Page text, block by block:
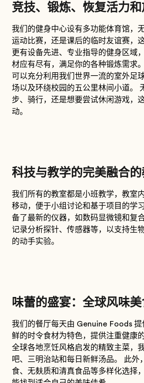
竞技、锻炼、恢复活力
我们的健身中心设有多功能体育馆，
运动比赛，还是课后的临时友谊赛，
更有设备先进、专业指导的健身区域
材应有尽有，满足你的各种锻炼需求
可以充分利用我们世界一流的室外足
场以及环绕校园的五公里林间小道。
步、骑行，还是想要尝试休闲游戏，
动。
科技与教学的完美融合
我们所有的教室都是小班教学，教室
移动，便于小组讨论和基于项目的学
备了最新的仪器，如数码显微镜和复
记录分析探针、传感器等，以支持生
的动手实验。
味蕾的盛宴：全球风味
我们的餐厅每天由 Genuine Foods
鲜的时令食材为特色，提供注重健康
全球各地烹饪风格启发的精致主菜，
吧、三明治站和每日新鲜汤品。 此外
食、无麸质和清真食品等多样化选择